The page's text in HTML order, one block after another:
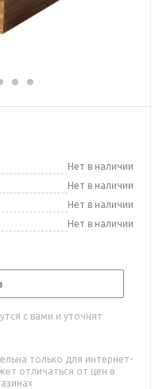
Нет в наличии
Нет в наличии
Нет в наличии
Нет в наличии
с вами и уточнят
только для интернет-
отличаться от цен в